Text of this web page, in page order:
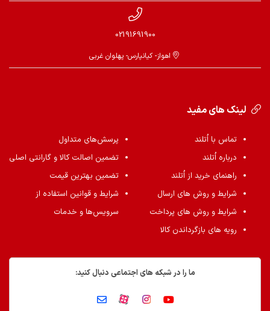
02191691900
اهواز- کیانپارس- پهلوان غربی
لینک های مفید
تماس با اُتلند
درباره اُتلند
راهنمای خرید از اُتلند
شرایط و روش های ارسال
شرایط و روش های پرداخت
رویه های بازگرداندن کالا
پرسش‌های متداول
تضمین اصالت کالا و گارانتی اصلی
تضمین بهترین قیمت
شرایط و قوانین استفاده از
سرویس‌ها و خدمات
ما را در شبکه های اجتماعی دنبال کنید: